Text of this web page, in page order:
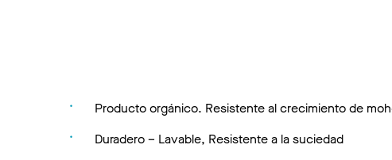
Producto orgánico. Resistente al crecimiento de
Duradero – Lavable, Resistente a la suciedad